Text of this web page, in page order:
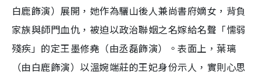
白鹿飾演）展開，她作為驪山後人兼尚書府嫡女，背負
家族與師門血仇，被迫以政治聯姻之名嫁給名聲「懦弱
殘疾」的定王墨修堯（由丞磊飾演）。表面上，葉璃
（由白鹿飾演）以溫婉端莊的王妃身份示人，實則心思